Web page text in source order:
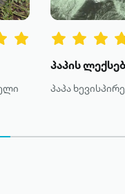
პაპა